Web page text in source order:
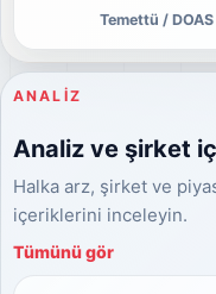
Temettü /
ANALIZ
Analiz ve şirket
Halka arz, şirket ve
içeriklerini inceleyin.
Tümünü gör